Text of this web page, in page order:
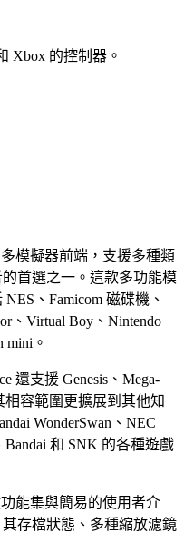
Xbox 的控制器。
模擬器前端，支援多種類
首選之一。這款多功能模
、Famicom 磁碟機、
、Virtual Boy、Nintendo
mini。
還支援 Genesis、Mega-
相容範圍更擴展到其他知
WonderSwan、NEC
和 SNK 的各種遊戲
能集與簡易的使用者介
存檔狀態、多種縮放濾鏡